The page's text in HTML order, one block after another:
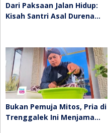
Dari Paksaan Jalan Hidup:
Kisah Santri Asal Durena…
Bukan Pemuja Mitos, Pria di
Trenggalek Ini Menjama…